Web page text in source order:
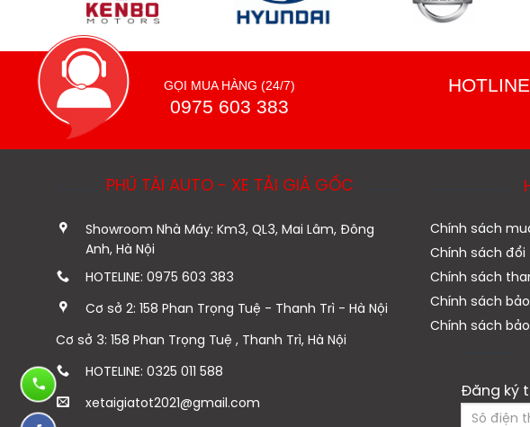
GỌI MUA HÀNG (24/7)
0975 603 383
PHÚ TÀI AUTO - XE TẢI GIÁ GỐC
Showroom Nhà Máy: Km3, QL3, Mai Lâm, Đông
Anh, Hà Nội
HOTELINE: 0975 603 383
Cơ sở 2: 158 Phan Trọng Tuệ - Thanh Trì - Hà Nội
Cơ sở 3: 158 Phan Trọng Tuệ , Thanh Trì, Hà Nội
HOTELINE: 0325 011 588
xetaigiatot2021@gmail.com
Chính sách
Chính sách đổi
Chính sách
Chính sách
Chính sách
Đăng ký